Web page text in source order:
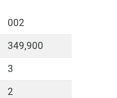
002
349,900
3
2